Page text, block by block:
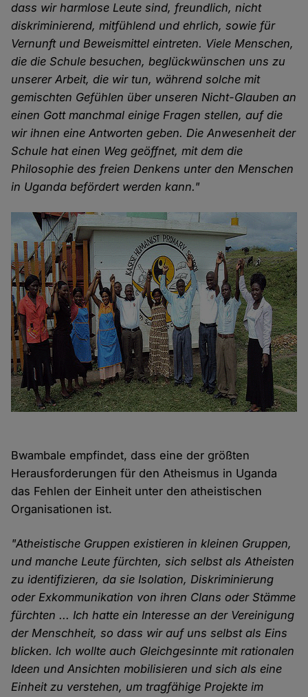
dass wir harmlose Leute sind, freundlich, nicht
diskriminierend, mitfühlend und ehrlich, sowie für
Vernunft und Beweismittel eintreten. Viele Menschen,
die die Schule besuchen, beglückwünschen uns zu
unserer Arbeit, die wir tun, während solche mit
gemischten Gefühlen über unseren Nicht-Glauben an
einen Gott manchmal einige Fragen stellen, auf die
wir ihnen eine Antworten geben. Die Anwesenheit der
Schule hat einen Weg geöffnet, mit dem die
Philosophie des freien Denkens unter den Menschen
in Uganda befördert werden kann."
Bwambale empfindet, dass eine der größten
Herausforderungen für den Atheismus in Uganda
das Fehlen der Einheit unter den atheistischen
Organisationen ist.
"Atheistische Gruppen existieren in kleinen Gruppen,
und manche Leute fürchten, sich selbst als Atheisten
zu identifizieren, da sie Isolation, Diskriminierung
oder Exkommunikation von ihren Clans oder Stämme
fürchten ... Ich hatte ein Interesse an der Vereinigung
der Menschheit, so dass wir auf uns selbst als Eins
blicken. Ich wollte auch Gleichgesinnte mit rationalen
Ideen und Ansichten mobilisieren und sich als eine
Einheit zu verstehen, um tragfähige Projekte im